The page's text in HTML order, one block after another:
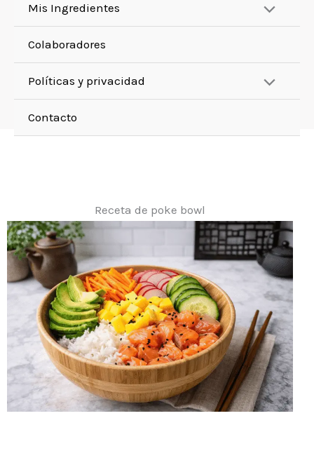
Mis Ingredientes
Colaboradores
Políticas y privacidad
Contacto
Receta de poke bowl